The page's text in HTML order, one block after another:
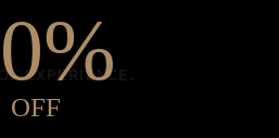
0%
EXPERIENCE.
OFF